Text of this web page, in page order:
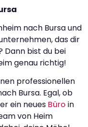
nach Bursa und
das dir
Dann bist du bei
genau richtig!
professionellen
Bursa. Egal, ob
ein neues Büro in
von Heim